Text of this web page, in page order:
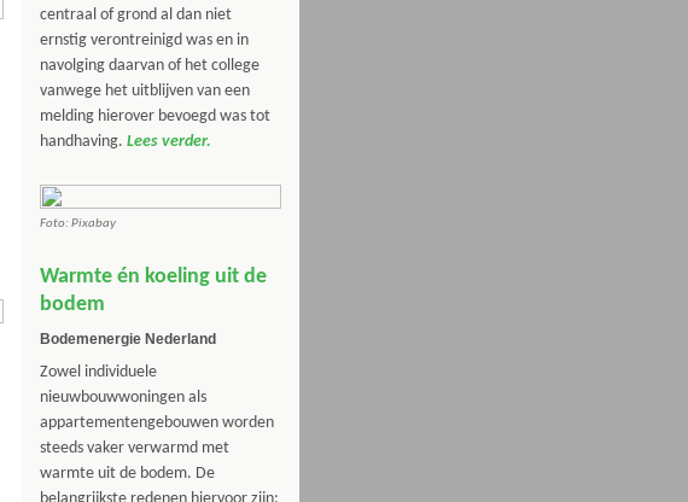
centraal of grond al dan niet
ernstig verontreinigd was en in
navolging daarvan of het college
vanwege het uitblijven van een
melding hierover bevoegd was tot
handhaving. Lees verder.
Foto: Pixabay
Warmte én koeling uit de
bodem
Bodemenergie Nederland
Zowel individuele
nieuwbouwwoningen als
appartementengebouwen worden
steeds vaker verwarmd met
warmte uit de bodem. De